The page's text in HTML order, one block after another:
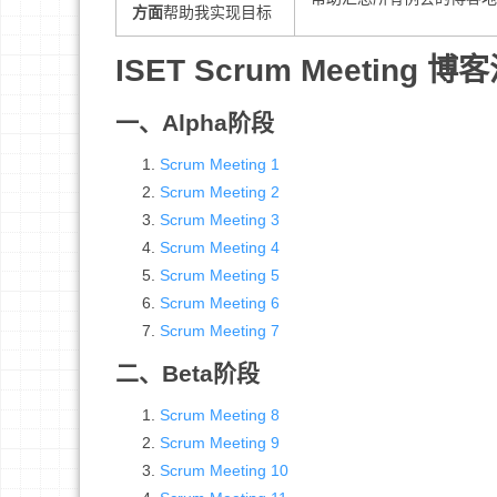
方面帮助我实现目标
ISET Scrum Meeting 博客
一、Alpha阶段
Scrum Meeting 1
Scrum Meeting 2
Scrum Meeting 3
Scrum Meeting 4
Scrum Meeting 5
Scrum Meeting 6
Scrum Meeting 7
二、Beta阶段
Scrum Meeting 8
Scrum Meeting 9
Scrum Meeting 10